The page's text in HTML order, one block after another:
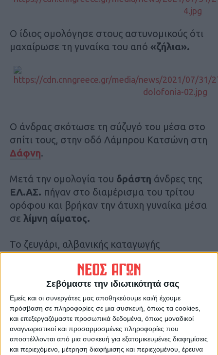
Σεβόμαστε την ιδιωτικότητά σας
Εμείς και οι συνεργάτες μας αποθηκεύουμε και/ή έχουμε
πρόσβαση σε πληροφορίες σε μια συσκευή, όπως τα cookies,
και επεξεργαζόμαστε προσωπικά δεδομένα, όπως μοναδικοί
αναγνωριστικοί και προσαρμοσμένες πληροφορίες που
αποστέλλονται από μια συσκευή για εξατομικευμένες διαφημίσεις
και περιεχόμενο, μέτρηση διαφήμισης και περιεχομένου, έρευνα
Ο ίδιος ομολόγησε στους αστυνομικούς ότι
μαχαίρωσε τη γυναίκα του από «ζήλια».
Ο άνδρας σκότωσε τη σύζυγό του μέσα στο
σπίτι τους, στην οδό Λάμπρου Κατσώνη στη
Δάφνη.
Μετά την ομολογία του δράστη άνδρες της
ΕΛ.ΑΣ. πήγαν στο διαμέρισμα του τρίτου
ορόφου και βρήκαν την άτυχη γυναίκα μέσα
σε λίμνη αίματος.
Το ζευγάρι, αλβανικής καταγωγής
στο συγκεκριμένο διαμέρισμα διέμεναν εδώ
δύο χρόνια.
Οι γείτονεςανέφεραν ότι οι τσακωμοί
ήταν συχνοίμεταξύ του ζευγαρίου και ότι
υπήρξε έντονη λογομοχιά την προηγούμενη
ημέρα στο ψητοπωλείο.